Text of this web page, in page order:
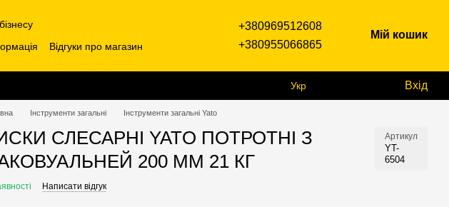
Відгуки про магазин
+380969512608
+380955066865
Мій кошик
Укр Вхід
Інструменти загальні Інструменти загальні Yato
СЛЕСАРНІ YATO ПОТРОТНІ З
200 ММ 21 КГ
Артикул
YT-
6504
Написати відгук